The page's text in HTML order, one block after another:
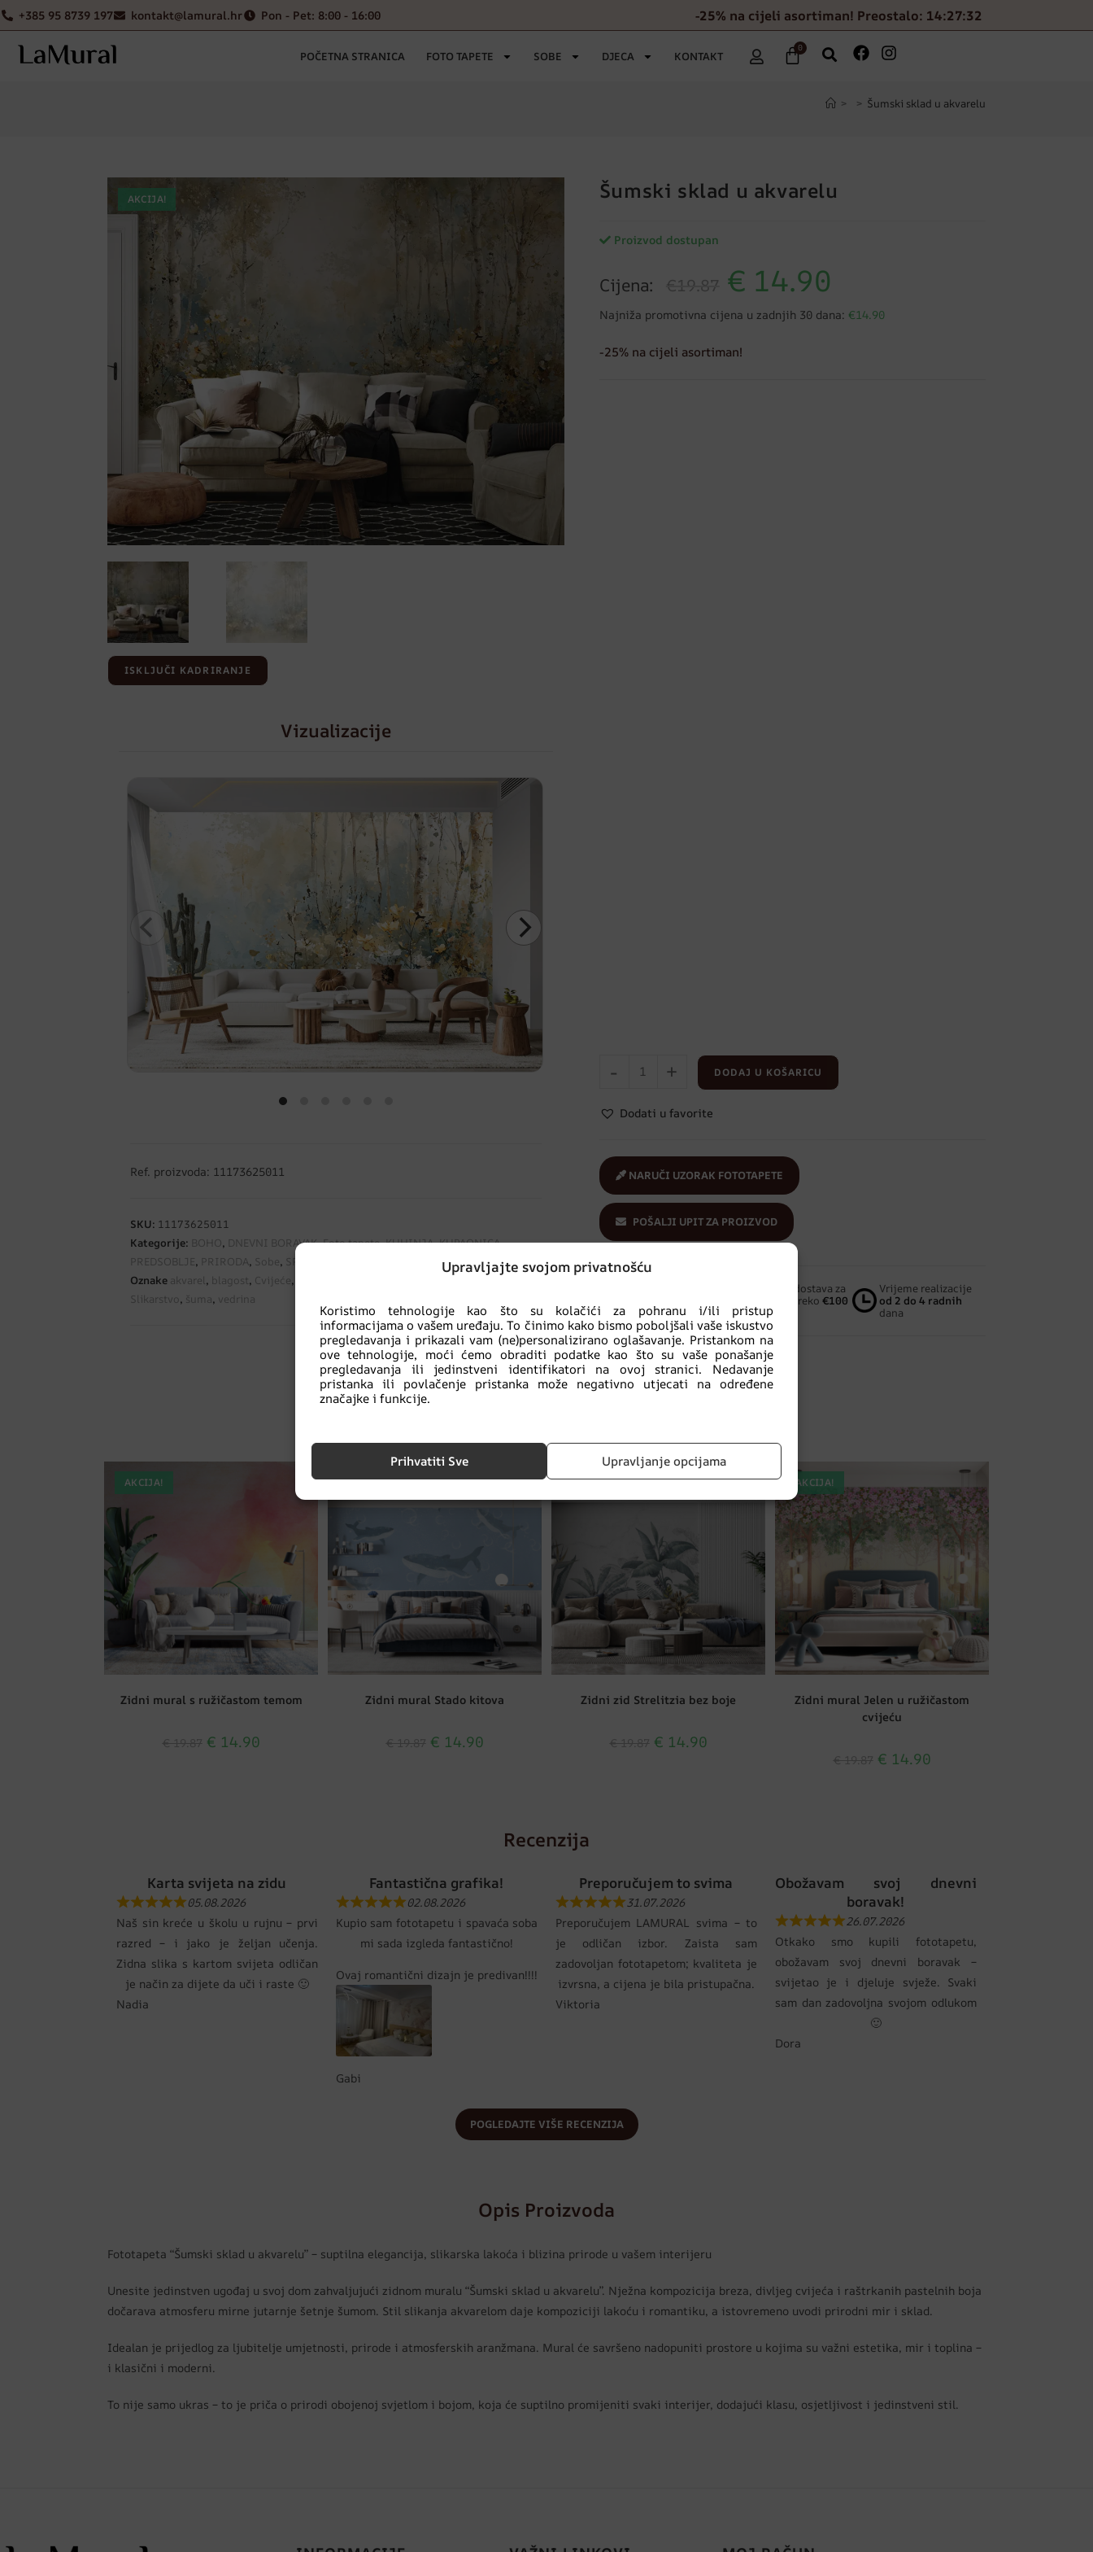
Upravljajte svojom privatnošću
Koristimo tehnologije kao što su kolačići za pohranu i/ili pristup
informacijama o vašem uređaju. To činimo kako bismo poboljšali vaše iskustvo
pregledavanja i prikazali vam (ne)personalizirano oglašavanje. Pristankom na
ove tehnologije, moći ćemo obraditi podatke kao što su vaše ponašanje
pregledavanja ili jedinstveni identifikatori na ovoj stranici. Nedavanje
pristanka ili povlačenje pristanka može negativno utjecati na određene
značajke i funkcije.
Prihvatiti Sve Upravljanje opcijama
+385 95 8739 197 kontakt@lamural.hr Pon - Pet: 8:00 - 16:00 -25% na cijeli asortiman! Preostalo: 14:27:31
POČETNA STRANICA FOTO TAPETE SOBE DJECA KONTAKT
0
> > Šumski sklad u akvarelu
AKCIJA!
ISKLJUČI KADRIRANJE
Vizualizacije
Ref. proizvoda: 11173625011
SKU: 11173625011
Kategorije: BOHO, DNEVNI BORAVAK,Foto tapete,KUHINJA,KUPAONICA,
PREDSOBLJE, PRIRODA, Sobe, SPAVAĆA SOBA
Oznake akvarel, blagost, Cvijeće , , Lakoću priroda
Slikarstvo , šuma, vedrina
Šumski sklad u akvarelu
Proizvod dostupan
Cijena: €19.87 € 14.90
Najniža promotivna cijena u zadnjih 30 dana: €14.90
-25% na cijeli asortiman!
- + DODAJ U KOŠARICU
Dodati u favorite
NARUČI UZORAK FOTOTAPETE
POŠALJI UPIT ZA PROIZVOD
Besplatna dostava za
narudžbe preko€100
Vrijeme realizacije
od 2 do 4 radnih
dana
AKCIJA!
Zidni mural s ružičastom temom
€ 14.90
AKCIJA!
Zidni mural Stado kitova
€ 14.90
AKCIJA!
Zidni zid Strelitzia bez boje
€ 14.90
AKCIJA!
Zidni mural Jelen u ružičastom
cvijeću
€ 14.90
Recenzija
Karta svijeta na zidu
05.08.2026
Naš sin kreće u školu u rujnu – prvi
razred – i jako je željan učenja.
Zidna slika s kartom svijeta odličan
je način za dijete da uči i raste 🙂
Nadia
Fantastična grafika!
02.08.2026
Kupio sam fototapetu i spavaća soba
mi sada izgleda fantastično!
Ovaj romantični dizajn je predivan!!!!
Gabi
Preporučujem to svima
31.07.2026
Preporučujem LAMURAL svima – to
je odličan izbor. Zaista sam
zadovoljan fototapetom; kvaliteta je
izvrsna, a cijena je bila pristupačna.
Viktoria
Obožavam svoj dnevni
boravak!
26.07.2026
Otkako smo kupili fototapetu,
obožavam svoj dnevni boravak –
svijetao je i djeluje svježe. Svaki
sam dan zadovoljna svojom odlukom
🙂
Dora
POGLEDAJTE VIŠE RECENZIJA
Opis Proizvoda
Fototapeta “Šumski sklad u akvarelu” – suptilna elegancija, slikarska lakoća i blizina prirode u vašem interijeru
Unesite jedinstven ugođaj u svoj dom zahvaljujući zidnom muralu “Šumski sklad u akvarelu”. Nježna kompozicija breza, divljeg cvijeća i raštrkanih pastelnih boja
dočarava atmosferu mirne jutarnje šetnje šumom. Stil slikanja akvarelom daje kompoziciji lakoću i romantiku, a istovremeno uvodi prirodni mir i sklad.
Idealan je prijedlog za ljubitelje umjetnosti, prirode i atmosferskih aranžmana. Mural će savršeno nadopuniti prostore u kojima su važni estetika, mir i toplina –
i klasični i moderni.
To nije samo ukras – to je priča o prirodi obojenoj svjetlom i bojom, koja će suptilno promijeniti svaki interijer, dodajući klasu, osjetljivost i jedinstveni stil.